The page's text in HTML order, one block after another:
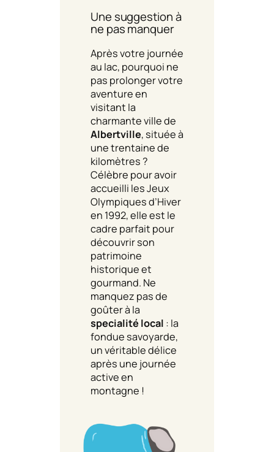
Une suggestion à
ne pas manquer
Après votre journée
au lac, pourquoi ne
pas prolonger votre
aventure en
visitant la
charmante ville de
Albertville, située à
une trentaine de
kilomètres ?
Célèbre pour avoir
accueilli les Jeux
Olympiques d’Hiver
en 1992, elle est le
cadre parfait pour
découvrir son
patrimoine
historique et
gourmand. Ne
manquez pas de
goûter à la
specialité local : la
fondue savoyarde,
un véritable délice
après une journée
active en
montagne !